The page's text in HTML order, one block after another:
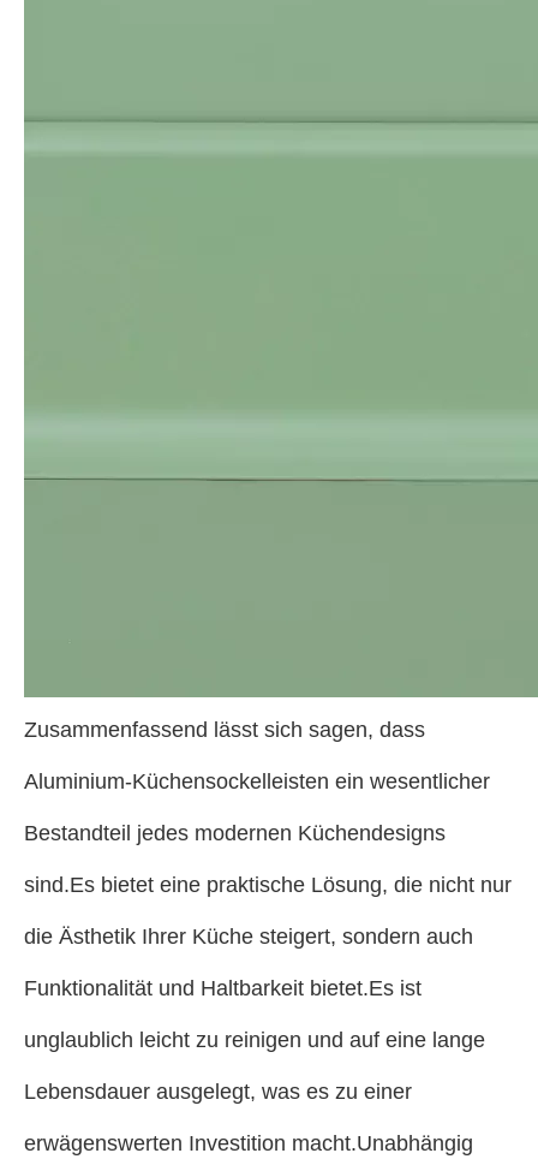
Zusammenfassend lässt sich sagen, dass
Aluminium-Küchensockelleisten ein wesentlicher
Bestandteil jedes modernen Küchendesigns
sind.Es bietet eine praktische Lösung, die nicht nur
die Ästhetik Ihrer Küche steigert, sondern auch
Funktionalität und Haltbarkeit bietet.Es ist
unglaublich leicht zu reinigen und auf eine lange
Lebensdauer ausgelegt, was es zu einer
erwägenswerten Investition macht.Unabhängig